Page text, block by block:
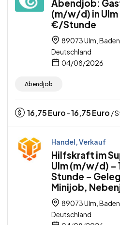
Abendjob:
(m/w/d) in Ulm
€/Stunde
89073 Ulm,
Deutschland
04/08/2026
Abendjob
16,75Euro -16,75Euro /
Handel, Verkauf
Hilfskraft im
Ulm (m/w/d) –
Stunde –
Minijob,
89073 Ulm,
Deutschland